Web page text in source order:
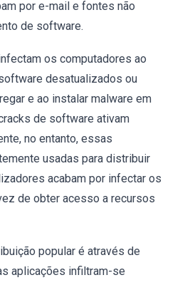
por e-mail e fontes não
de software.
os computadores ao
desatualizados ou
e ao instalar malware em
de software ativam
no entanto, essas
usadas para distribuir
acabam por infectar os
de obter acesso a recursos
popular é através de
aplicações infiltram-se